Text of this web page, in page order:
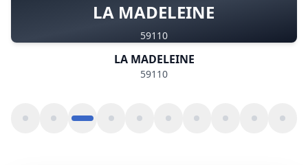
LA MADELEINE
59110
LA MADELEINE
59110